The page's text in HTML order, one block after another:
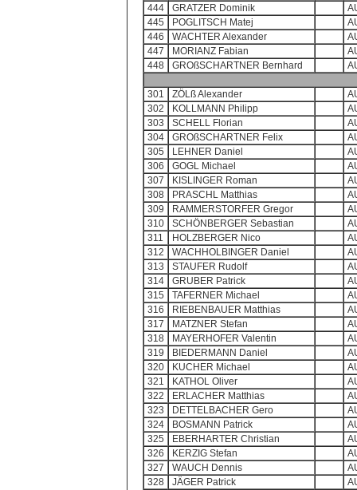
444
GRATZER Dominik
445
POGLITSCH Matej
446
WACHTER Alexander
447
MORIANZ Fabian
448
GROßSCHARTNER Bernhard
301 ZÖLß Alexander
302
KOLLMANN Philipp
303
SCHELL Florian
304
GROßSCHARTNER Felix
305
LEHNER Daniel
306
GOGL Michael
307
KISLINGER Roman
308
PRASCHL Matthias
309
RAMMERSTORFER Gregor
310
SCHÖNBERGER Sebastian
311
HOLZBERGER Nico
312
WACHHOLBINGER Daniel
313
STAUFER Rudolf
314
GRUBER Patrick
315
TAFERNER Michael
316
RIEBENBAUER Matthias
317
MATZNER Stefan
318
MAYERHOFER Valentin
319
BIEDERMANN Daniel
320
KUCHER Michael
321
KATHOL Oliver
322
ERLACHER Matthias
323
DETTELBACHER Gero
324
BOSMANN Patrick
325
EBERHARTER Christian
326
KERZIG Stefan
327
WAUCH Dennis
328
JÄGER Patrick